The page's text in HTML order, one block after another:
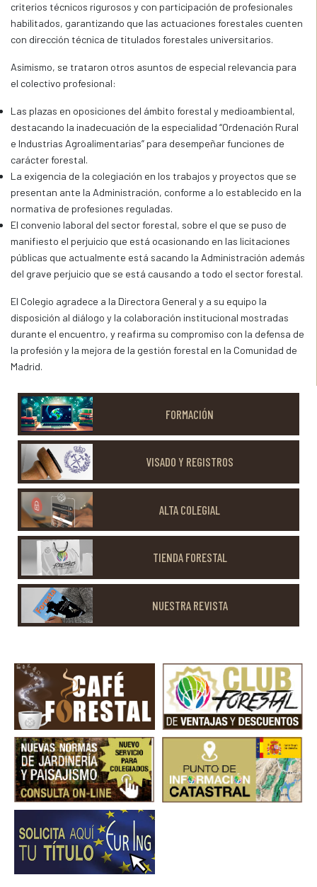
criterios técnicos rigurosos y con participación de profesionales
habilitados, garantizando que las actuaciones forestales cuenten
con dirección técnica de titulados forestales universitarios.
Asimismo, se trataron otros asuntos de especial relevancia para
el colectivo profesional:
Las plazas en oposiciones del ámbito forestal y medioambiental,
destacando la inadecuación de la especialidad “Ordenación Rural
e Industrias Agroalimentarias” para desempeñar funciones de
carácter forestal.
La exigencia de la colegiación en los trabajos y proyectos que se
presentan ante la Administración, conforme a lo establecido en la
normativa de profesiones reguladas.
El convenio laboral del sector forestal, sobre el que se puso de
manifiesto el perjuicio que está ocasionando en las licitaciones
públicas que actualmente está sacando la Administración además
del grave perjuicio que se está causando a todo el sector forestal.
El Colegio agradece a la Directora General y a su equipo la
disposición al diálogo y la colaboración institucional mostradas
durante el encuentro, y reafirma su compromiso con la defensa de
la profesión y la mejora de la gestión forestal en la Comunidad de
Madrid.
FORMACIÓN
VISADO Y REGISTROS
ALTA COLEGIAL
TIENDA FORESTAL
NUESTRA REVISTA